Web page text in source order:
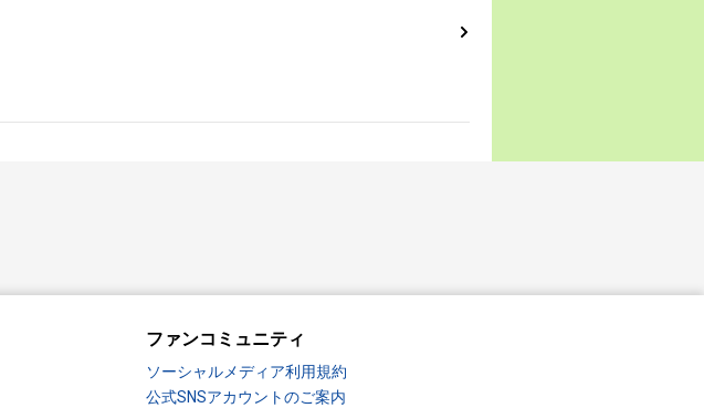
ファンコミュニティ
ソーシャルメディア利用規約
公式SNSアカウントのご案内